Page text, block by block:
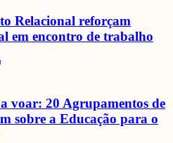
Relacional reforçam
em encontro de trabalho
voar: 20 Agrupamentos de
sobre a Educação para o